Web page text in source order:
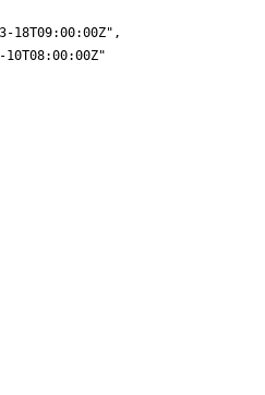
18T09:00:00Z",
10T08:00:00Z"